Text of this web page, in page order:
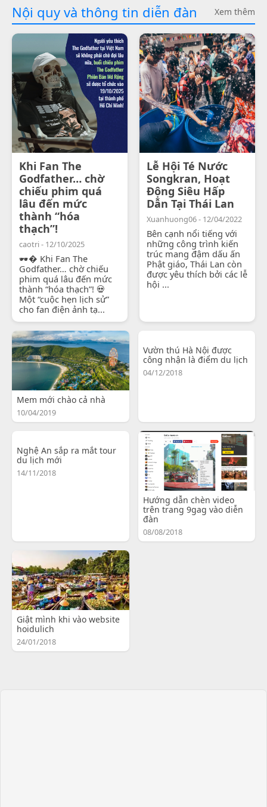
Nội quy và thông tin diễn đàn Xem thêm
Khi Fan The
Godfather… chờ
chiếu phim quá
lâu đến mức
thành “hóa
thạch”!
caotri - 12/10/2025
🕶� Khi Fan The
Godfather… chờ chiếu
phim quá lâu đến mức
thành “hóa thạch”! 💀
Một “cuộc hẹn lịch sử”
cho fan điện ảnh tạ...
Lễ Hội Té Nước
Songkran, Hoạt
Động Siêu Hấp
Dẫn Tại Thái Lan
Xuanhuong06 - 12/04/2022
Bên cạnh nổi tiếng với
những công trình kiến
trúc mang đậm dấu ấn
Phật giáo, Thái Lan còn
được yêu thích bởi các lễ
hội ...
Mem mới chào cả nhà
10/04/2019
Vườn thú Hà Nội được
công nhận là điểm du lịch
04/12/2018
Nghệ An sắp ra mắt tour
du lịch mới
14/11/2018
Hướng dẫn chèn video
trên trang 9gag vào diễn
đàn
08/08/2018
Giật mình khi vào website
hoidulich
24/01/2018